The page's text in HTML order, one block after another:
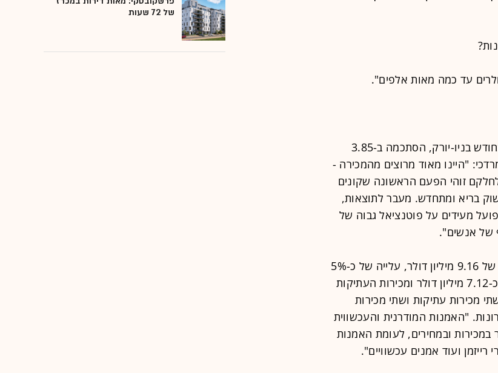
עד כמה מאות אלפים".
המכירה הישראלית השנתית של סותבי'ס, לפני כחודש בניו-יורק, הסתכמה ב-3.85
"היינו מאוד מרוצים מהמכירה -
זוהי הפעם הראשונה שקונים
בריא ומתחדש. מעבר לתוצאות,
מעידים על פוטנציאל גבוה של
של אנשים".
בית המכירות תירוש מסכם את 2012 עם מכירות של 9.16 מיליון דולר, עלייה של כ-5%
מ-2011. מכירות האמנות של החברה הסתכמו בכ-7.12 מיליון דולר ומכירות העתיקות
שתי מכירות עתיקות ושתי מכירות
"האמנות המודרנית והעכשווית
במכירות ובמחירים, לעומת האמנות
ועוד אמנים עכשוויים".
של 72 שעות